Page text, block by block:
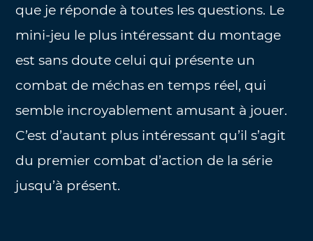
que je réponde à toutes les questions. Le
mini-jeu le plus intéressant du montage
est sans doute celui qui présente un
combat de méchas en temps réel, qui
semble incroyablement amusant à jouer.
C’est d’autant plus intéressant qu’il s’agit
du premier combat d’action de la série
jusqu’à présent.